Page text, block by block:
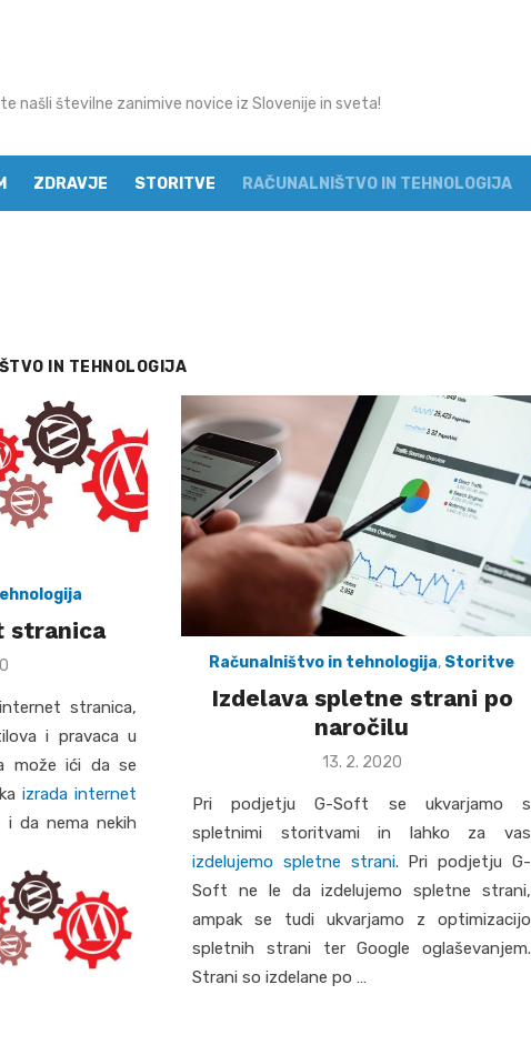
našli številne zanimive novice iz Slovenije in sveta!
ZDRAVJE STORITVE RAČUNALNIŠTVO IN TEHNOLOGIJA
IN TEHNOLOGIJA
stranica
stranica,
i pravaca u
može ići da se
izrada internet
da nema nekih
Računalništvo in tehnologija, Storitve
Izdelava spletne strani po
naročilu
Posted
13. 2. 2020
Pri podjetju G-Soft se ukvarjamo s
spletnimi storitvami in lahko za vas
izdelujemo spletne strani. Pri podjetju G-
Soft ne le da izdelujemo spletne strani,
ampak se tudi ukvarjamo z optimizacijo
spletnih strani ter Google oglaševanjem.
Strani so izdelane po …